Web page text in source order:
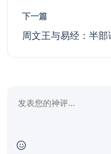
下一篇
周文王与易经：半